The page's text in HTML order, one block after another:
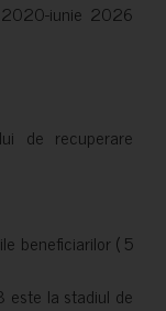
2020-iunie 2026
de recuperare
beneficiarilor ( 5
este la stadiul de